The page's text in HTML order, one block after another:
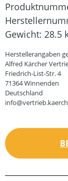
Gewicht: 28.5
Herstellerangaben
Alfred Kärcher
Friedrich-List-Str. 4
71364 Winnenden
Deutschland